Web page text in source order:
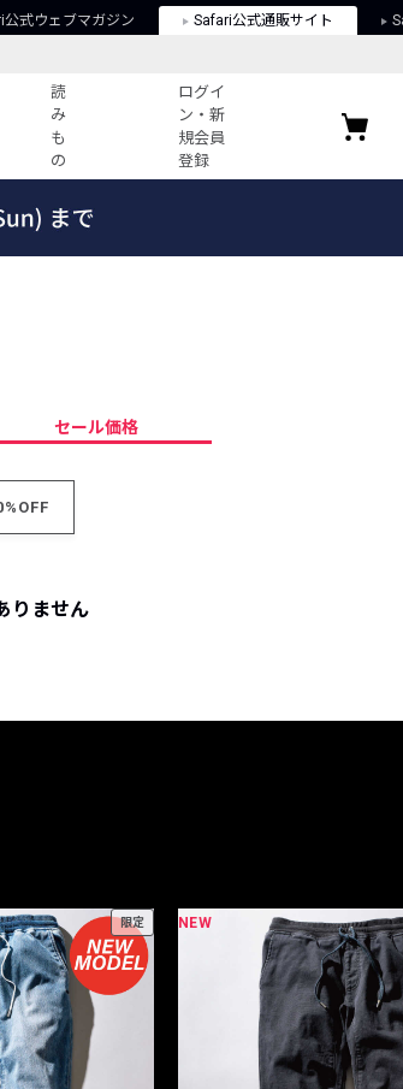
公式ウェブマガジン Safari公式通販サイト
読
み
も
の
ログイ
ン・新
規会員
登録
プライバシーポリシー
お気に入り
セール価格
りません
限定 NEW